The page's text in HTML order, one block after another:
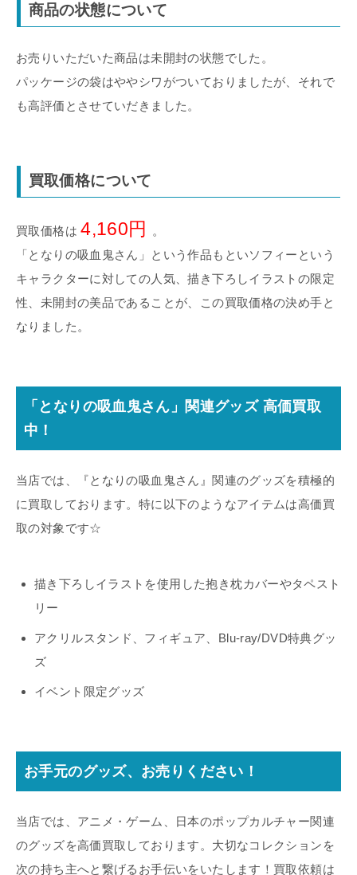
商品の状態について
お売りいただいた商品は未開封の状態でした。
パッケージの袋はややシワがついておりましたが、それで
も高評価とさせていだきました。
買取価格について
買取価格は4,160円
。
「となりの吸血鬼さん」という作品もといソフィーという
キャラクターに対しての人気、描き下ろしイラストの限定
性、未開封の美品であることが、この買取価格の決め手と
なりました。
「となりの吸血鬼さん」関連グッズ 高価買取
中！
当店では、『となりの吸血鬼さん』関連のグッズを積極的
に買取しております。特に以下のようなアイテムは高価買
取の対象です☆
描き下ろしイラストを使用した抱き枕カバーやタペスト
リー
アクリルスタンド、フィギュア、Blu-ray/DVD特典グッ
ズ
イベント限定グッズ
お手元のグッズ、お売りください！
当店では、アニメ・ゲーム、日本のポップカルチャー関連
のグッズを高価買取しております。大切なコレクションを
次の持ち主へと繋げるお手伝いをいたします！買取依頼は